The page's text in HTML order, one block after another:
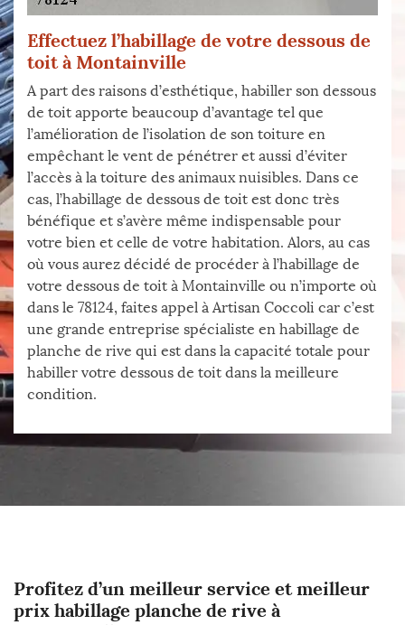
Effectuez l’habillage de votre dessous de
toit à Montainville
A part des raisons d’esthétique, habiller son dessous
de toit apporte beaucoup d’avantage tel que
l’amélioration de l’isolation de son toiture en
empêchant le vent de pénétrer et aussi d’éviter
l’accès à la toiture des animaux nuisibles. Dans ce
cas, l’habillage de dessous de toit est donc très
bénéfique et s’avère même indispensable pour
votre bien et celle de votre habitation. Alors, au cas
où vous aurez décidé de procéder à l’habillage de
votre dessous de toit à Montainville ou n’importe où
dans le 78124, faites appel à Artisan Coccoli car c’est
une grande entreprise spécialiste en habillage de
planche de rive qui est dans la capacité totale pour
habiller votre dessous de toit dans la meilleure
condition.
Profitez d’un meilleur service et meilleur
prix habillage planche de rive à